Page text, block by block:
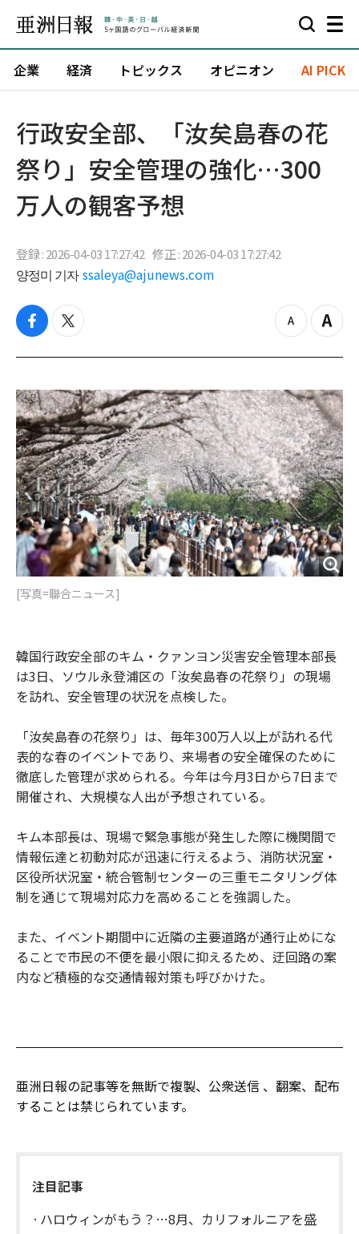
企業 経済 トピックス オピニオン AI PICK
行政安全部、「汝矣島春の花
祭り」安全管理の強化…300
万人の観客予想
登録 : 2026-04-03 17:27:42 修正 : 2026-04-03 17:27:42
양정미 기자 ssaleya@ajunews.com
f
c
b
o
o
k
t
i
t
e
r
z
o
o
u
t
Z
o
i
n
[写真=聯合ニュース]
韓国行政安全部のキム・クァンヨン災害安全管理本部長
は3日、ソウル永登浦区の「汝矣島春の花祭り」の現場
を訪れ、安全管理の状況を点検した。
「汝矣島春の花祭り」は、毎年300万人以上が訪れる代
表的な春のイベントであり、来場者の安全確保のために
徹底した管理が求められる。今年は今月3日から7日まで
開催され、大規模な人出が予想されている。
キム本部長は、現場で緊急事態が発生した際に機関間で
情報伝達と初動対応が迅速に行えるよう、消防状況室・
区役所状況室・統合管制センターの三重モニタリング体
制を通じて現場対応力を高めることを強調した。
また、イベント期間中に近隣の主要道路が通行止めにな
ることで市民の不便を最小限に抑えるため、迂回路の案
内など積極的な交通情報対策も呼びかけた。
亜洲日報の記事等を無断で複製、公衆送信 、翻案、配布
することは禁じられています。
注目記事
ハロウィンがもう？…8月、カリフォルニアを盛